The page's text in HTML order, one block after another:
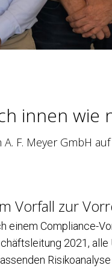
innen wie
F. Meyer GmbH
Vorfall zur
einem Compliance-
2021,